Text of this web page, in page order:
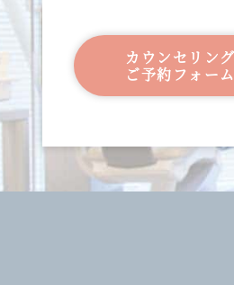
カウンセリング
ご予約フォーム